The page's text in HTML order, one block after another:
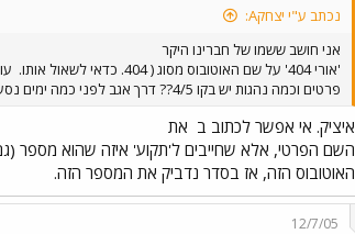
נכתב ע"י יצחקA:
אני חושב ששמו של חברינו היקר
'אורי 404' על שם האוטובוס מסוג ( 404. כדאי לשאול אותו.
פרטים וכמה נהגות יש בקו 4/5?? דרך אגב לפני כמה ימים נסעתי עם אחת מהנהגות שהייתה בכבה מ Y-NET בקו 301.
איציק. אי אפשר לכתוב ב את
האוטובוס הזה, אז בסדר נדביק את המספר הזה.
12/7/05